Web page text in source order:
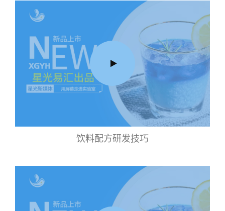
饮料配方研发技巧